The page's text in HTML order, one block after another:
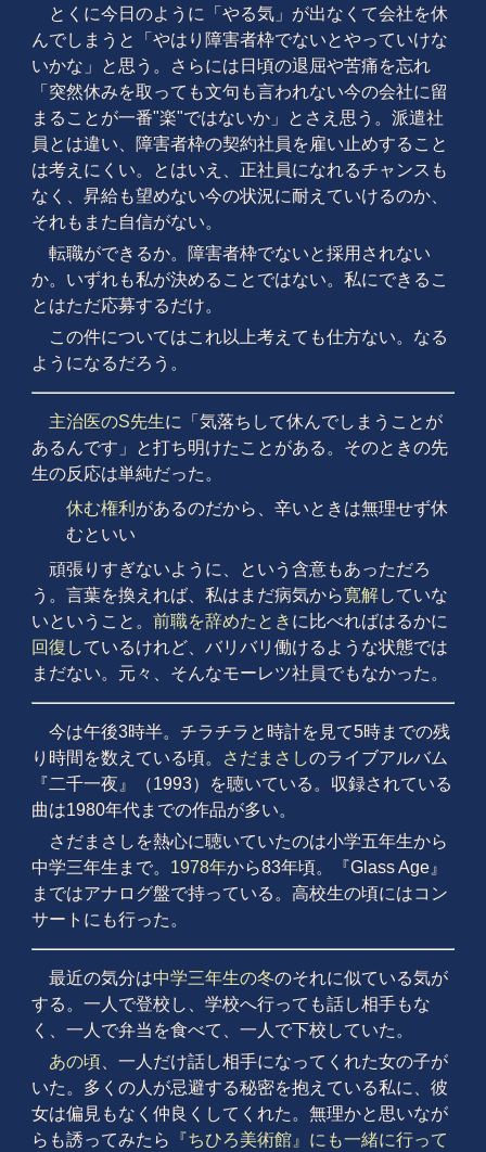
とくに今日のように「やる気」が出なくて会社を休
んでしまうと「やはり障害者枠でないとやっていけな
いかな」と思う。さらには日頃の退屈や苦痛を忘れ
「突然休みを取っても文句も言われない今の会社に留
まることが一番"楽"ではないか」とさえ思う。派遣社
員とは違い、障害者枠の契約社員を雇い止めすること
は考えにくい。とはいえ、正社員になれるチャンスも
なく、昇給も望めない今の状況に耐えていけるのか、
それもまた自信がない。
転職ができるか。障害者枠でないと採用されない
か。いずれも私が決めることではない。私にできるこ
とはただ応募するだけ。
この件についてはこれ以上考えても仕方ない。なる
ようになるだろう。
主治医のS先生に「気落ちして休んでしまうことが
あるんです」と打ち明けたことがある。そのときの先
生の反応は単純だった。
休む権利 があるのだから、辛いときは無理せず休
むといい
頑張りすぎないように、という含意もあっただろ
う。言葉を換えれば、私はまだ病気から寛解していな
いということ。 前職を辞めたとき に比べればはるかに
回復 しているけれど、バリバリ働けるような状態では
まだない。元々、そんなモーレツ社員でもなかった。
今は午後3時半。チラチラと時計を見て5時までの残
り時間を数えている頃。
さだまさしのライブアルバム
『二千一夜』（1993）を聴いている。収録されている
曲は1980年代までの作品が多い。
さだまさしを熱心に聴いていたのは小学五年生から
中学三年生まで。 1978年から83年頃。『Glass Age』
まではアナログ盤で持っている。高校生の頃にはコン
サートにも行った。
最近の気分は中学三年生の冬のそれに似ている気が
する。一人で登校し、学校へ行っても話し相手もな
く、一人で弁当を食べて、一人で下校していた。
あの頃、一人だけ話し相手になってくれた女の子が
いた。多くの人が忌避する秘密を抱えている私に、彼
女は偏見もなく仲良くしてくれた。無理かと思いなが
らも誘ってみたら
『ちひろ美術館』にも一緒に行って